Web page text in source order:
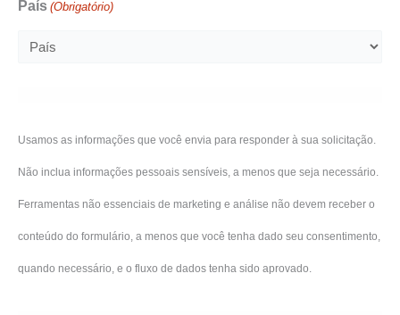
País (Obrigatório)
Usamos as informações que você envia para responder à sua solicitação.
Não inclua informações pessoais sensíveis, a menos que seja necessário.
Ferramentas não essenciais de marketing e análise não devem receber o
conteúdo do formulário, a menos que você tenha dado seu consentimento,
quando necessário, e o fluxo de dados tenha sido aprovado.